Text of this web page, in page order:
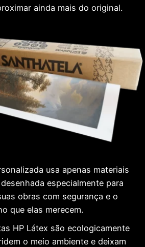
ainda mais do original.
usa apenas materiais
especialmente para
obras com segurança e o
que elas merecem.
HP Látex são ecologicamente
o meio ambiente e deixam